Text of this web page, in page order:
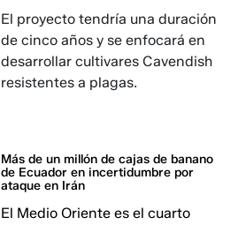
El proyecto tendría una duración
de cinco años y se enfocará en
desarrollar cultivares Cavendish
resistentes a plagas.
Más de un millón de cajas de banano
de Ecuador en incertidumbre por
ataque en Irán
El Medio Oriente es el cuarto